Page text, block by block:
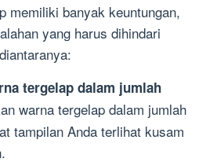
memiliki banyak keuntungan,
yang harus dihindari
tergelap dalam jumlah
warna tergelap dalam jumlah
tampilan Anda terlihat kusam